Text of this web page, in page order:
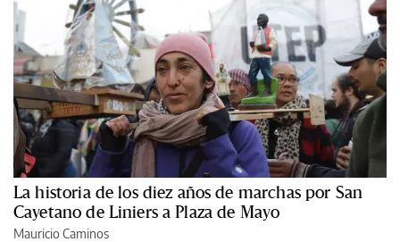
La historia de los diez años de marchas por San
Cayetano de Liniers a Plaza de Mayo
Mauricio Caminos